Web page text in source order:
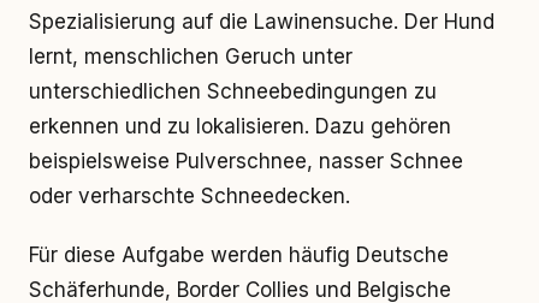
Spezialisierung auf die Lawinensuche. Der Hund
lernt, menschlichen Geruch unter
unterschiedlichen Schneebedingungen zu
erkennen und zu lokalisieren. Dazu gehören
beispielsweise Pulverschnee, nasser Schnee
oder verharschte Schneedecken.
Für diese Aufgabe werden häufig Deutsche
Schäferhunde, Border Collies und Belgische